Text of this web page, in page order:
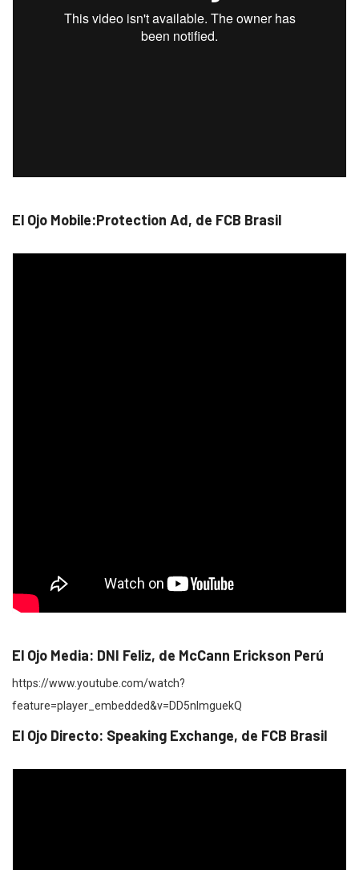
El Ojo Mobile:Protection Ad, de FCB Brasil
El Ojo Media: DNI Feliz, de McCann Erickson Perú
https://www.youtube.com/watch?
feature=player_embedded&v=DD5nImguekQ
El Ojo Directo: Speaking Exchange, de FCB Brasil